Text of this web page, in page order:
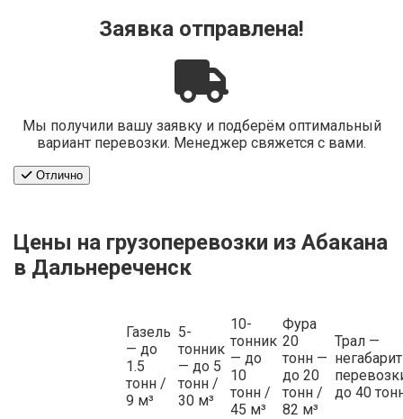
Заявка отправлена!
Мы получили вашу заявку и подберём оптимальный
вариант перевозки. Менеджер свяжется с вами.
Отлично
Цены на грузоперевозки из Абакана
в Дальнереченск
Газель
— до
1.5
тонн /
9 м³
5-
тонник
— до 5
тонн /
30 м³
10-
тонник
— до
10
тонн /
45 м³
Фура
20
тонн —
до 20
тонн /
82 м³
Трал —
до 40